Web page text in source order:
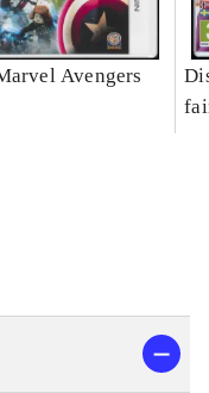
Avengers